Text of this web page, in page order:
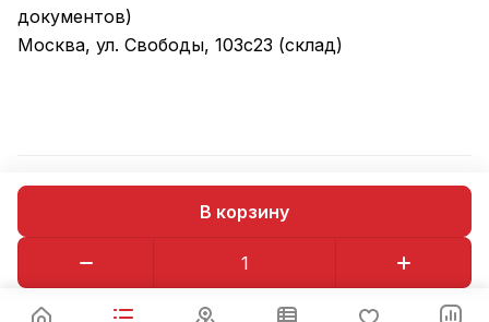
В корзину
документов)
Москва, ул. Свободы, 103с23 (склад)
© 2026 ООО "ТД МОССВАРКА"